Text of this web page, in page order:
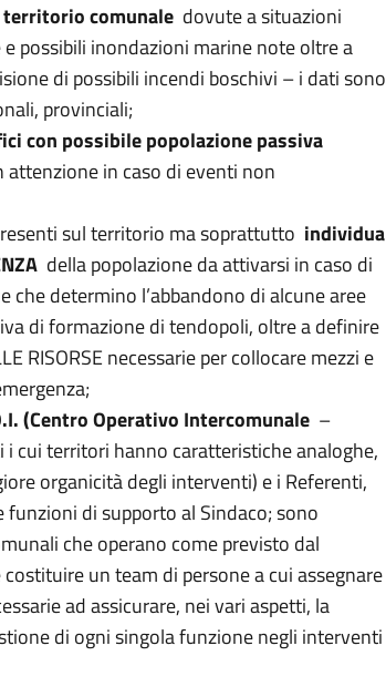
comunale dovute a situazioni
possibili inondazioni marine note oltre a
di possibili incendi boschivi – i dati sono
provinciali;
con possibile popolazione passiva
attenzione in caso di eventi non
sul territorio ma soprattutto individua
della popolazione da attivarsi in caso di
che determino l’abbandono di alcune aree
di formazione di tendopoli, oltre a definire
RISORSE necessarie per collocare mezzi e
(Centro Operativo Intercomunale –
cui territori hanno caratteristiche analoghe,
organicità degli interventi) e i Referenti,
di supporto al Sindaco; sono
che operano come previsto dal
un team di persone a cui assegnare
ad assicurare, nei vari aspetti, la
di ogni singola funzione negli interventi